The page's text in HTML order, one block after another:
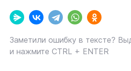
Заметили ошибку в тексте?
и нажмите CTRL + ENTER